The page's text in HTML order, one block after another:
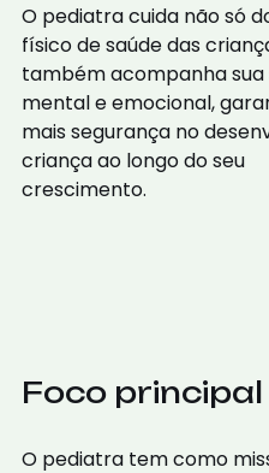
O pediatra cuida não só
físico de saúde das
também acompanha sua
mental e emocional,
mais segurança no
criança ao longo do seu
crescimento.
Foco principal
O pediatra tem como